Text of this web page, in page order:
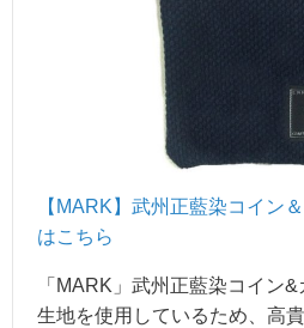
【MARK】武州正藍染コイン
はこちら
「MARK」武州正藍染コイン
生地を使用しているため、高